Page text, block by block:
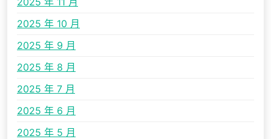
2025 年 10 月
2025 年 9 月
2025 年 8 月
2025 年 7 月
2025 年 6 月
2025 年 5 月